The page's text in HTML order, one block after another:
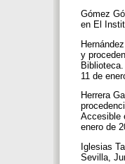
Gómez
en El
y
11 de
Herrera
Accesible
enero de
Iglesias
Sevilla,